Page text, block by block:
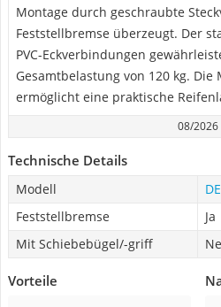
Montage durch geschraubte
Feststellbremse überzeugt. Der
PVC-Eckverbindungen
Gesamtbelastung von 120 kg.
ermöglicht eine praktische
08/2026
Technische Details
Modell
Feststellbremse
Ja
Mit Schiebebügel/-griff
Vorteile